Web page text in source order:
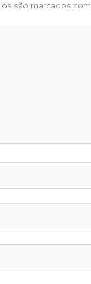
são marcados com